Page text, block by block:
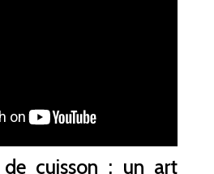
cuisson : un art